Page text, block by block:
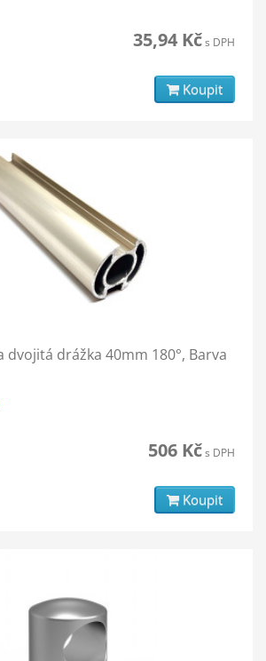
35,94 Kčs DPH
Koupit
dvojitá drážka 40mm 180°, Barva
506 Kčs DPH
Koupit